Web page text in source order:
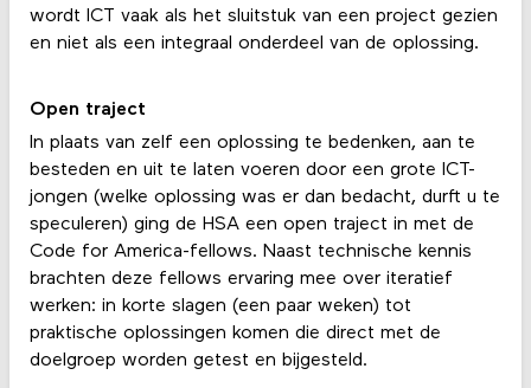
wordt ICT vaak als het sluitstuk van een project gezien
en niet als een integraal onderdeel van de oplossing.
Open traject
In plaats van zelf een oplossing te bedenken, aan te
besteden en uit te laten voeren door een grote ICT-
jongen (welke oplossing was er dan bedacht, durft u te
speculeren) ging de HSA een open traject in met de
Code for America-fellows. Naast technische kennis
brachten deze fellows ervaring mee over iteratief
werken: in korte slagen (een paar weken) tot
praktische oplossingen komen die direct met de
doelgroep worden getest en bijgesteld.